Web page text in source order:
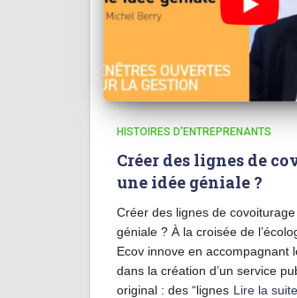
HISTOIRES D'ENTREPRENANTS
Créer des lignes de
une idée géniale ?
Créer des lignes de
géniale ? À la croisée de
Ecov innove en accompagnant
dans la création d’un service
original : des “lignes Lire la